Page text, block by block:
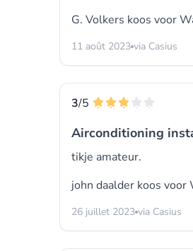
G. Volkers koos voor
11 août 2023 via Casius
3/5
Airconditioning
tikje amateur.
john daalder koos voor
26 juillet 2023 via Casius